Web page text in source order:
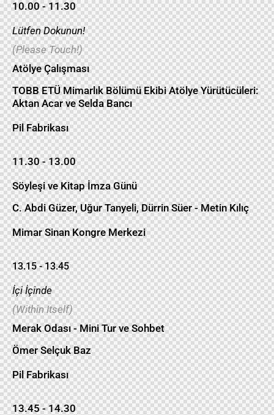
10.00 - 11.30
Lütfen Dokunun!
(Please Touch!)
Atölye Çalışması
TOBB ETÜ Mimarlık Bölümü Ekibi Atölye Yürütücüleri:
Aktan Acar ve Selda Bancı
Pil Fabrikası
11.30 - 13.00
Söyleşi ve Kitap İmza Günü
C. Abdi Güzer, Uğur Tanyeli, Dürrin Süer - Metin Kılıç
Mimar Sinan Kongre Merkezi
13.15 - 13.45
İçi İçinde
(Within Itself)
Merak Odası - Mini Tur ve Sohbet
Ömer Selçuk Baz
Pil Fabrikası
13.45 - 14.30